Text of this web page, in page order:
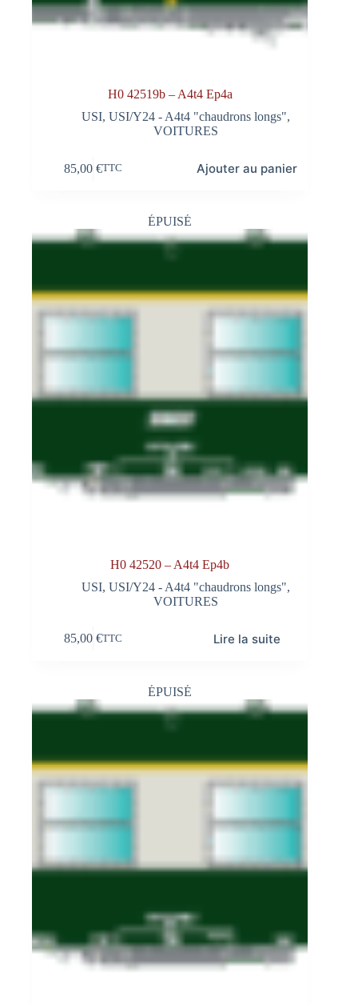
H0 42519b – A4t4 Ep4a
USI,USI/Y24 - A4t4 "chaudrons longs",
VOITURES
85,00 €TTC Ajouter au panier
ÉPUISÉ
H0 42520 – A4t4 Ep4b
USI,USI/Y24 - A4t4 "chaudrons longs",
VOITURES
85,00 €TTC Lire la suite
ÉPUISÉ